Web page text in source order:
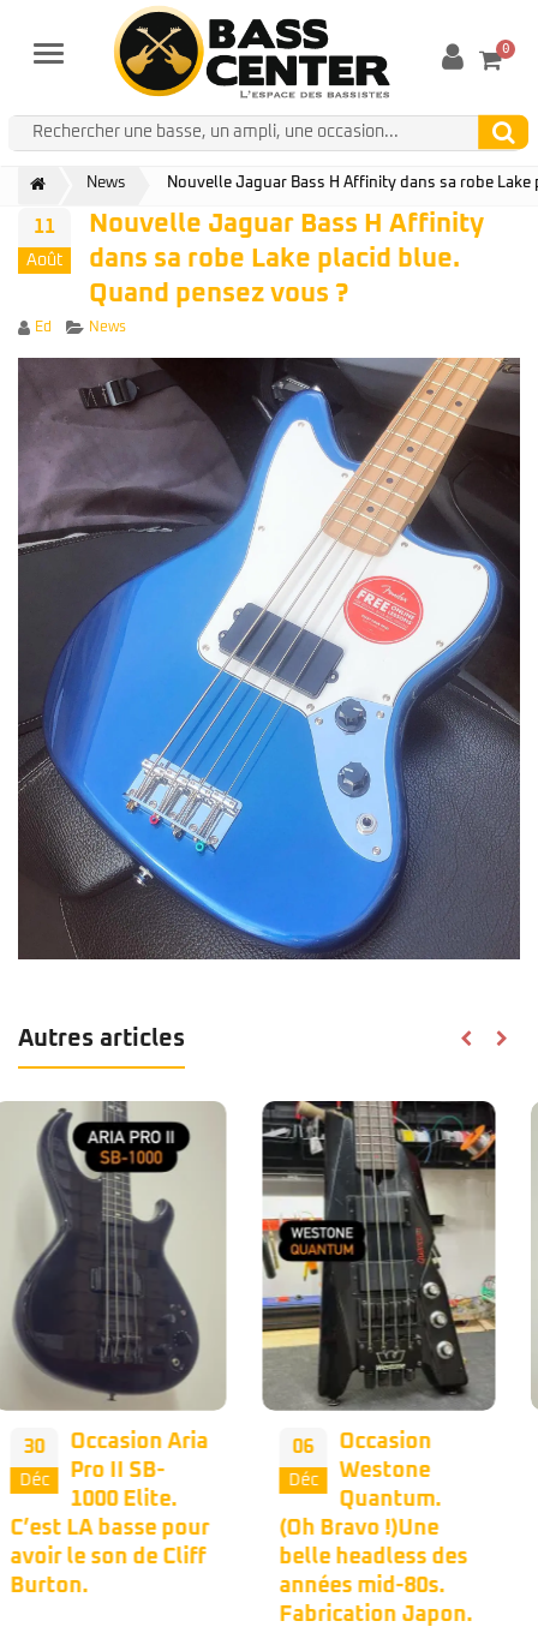
Menu 0
News Nouvelle Jaguar Bass H Affinity dans sa robe
11
Août
Nouvelle Jaguar Bass H Affinity
dans sa robe Lake placid blue.
Quand pensez vous ?
Author
Ed Categories
News
Autres articles
06
Déc
Occasion
Westone
Quantum.
(Oh Bravo !)Une
belle headless des
années mid-80s.
02
Déc
Nous vous
proposons
une belle
occasion Musicman
Bongo 4h dans une
couleur bleu peu
commune. 🦅